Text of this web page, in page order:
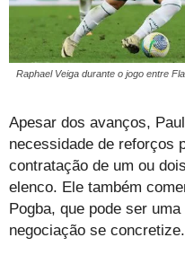
Raphael Veiga durante o jogo entre
Apesar dos avanços,
necessidade de reforços
contratação de um ou
elenco. Ele também
Pogba, que pode ser
negociação se concretize.